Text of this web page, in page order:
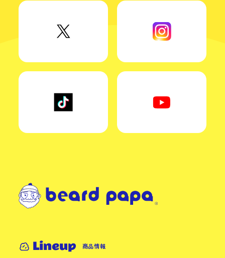
Lineup 商品情報